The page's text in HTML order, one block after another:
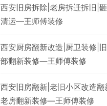
西安旧房拆除|老房拆迁拆旧|
清运—王师傅装修
西安厨房翻新改造|厨卫装修|
部翻新装修—王师傅装修
西安旧房翻新|老旧小区改造翻
老房翻新装修—王师傅装修